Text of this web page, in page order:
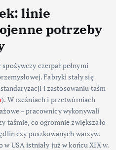
linie
potrzeby
czerpał pełnymi
Fabryki stały się
i zastosowaniu taśm
). W rzeźniach i przetwórniach
– pracownicy wykonywali
taśmie, co ogromnie zwiększało
czy puszkowanych warzyw.
w USA istniały już w końcu XIX w.